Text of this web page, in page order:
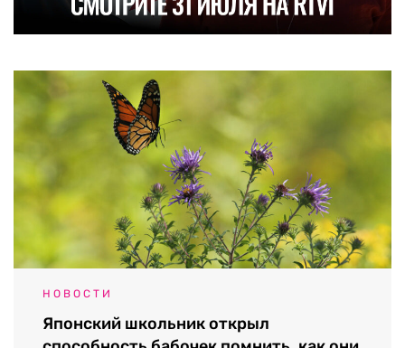
НОВОСТИ
Японский школьник открыл